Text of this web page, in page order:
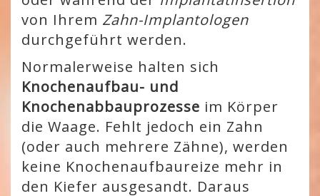
von Ihrem Zahn-Implantologen
durchgeführt werden.
Normalerweise halten sich
Knochenaufbau- und
Knochenabbauprozesse im Körper
die Waage. Fehlt jedoch ein Zahn
(oder auch mehrere Zähne), werden
keine Knochenaufbaureize mehr in
den Kiefer ausgesandt. Daraus